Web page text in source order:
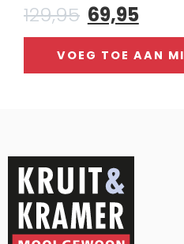
129,95
prijs
was:
129,95.
69,95
prijs
is:
VOEG TOE AAN